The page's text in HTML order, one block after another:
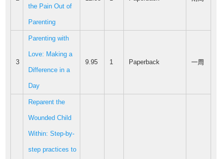
the Pain Out of
Parenting
3
Parenting with
Love: Making a
Difference in a
Day
9.95 1 Paperback 一周
Reparent the
Wounded Child
Within: Step-by-
step practices to